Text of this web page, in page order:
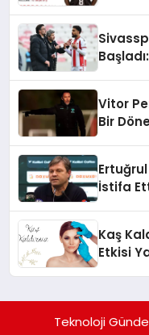
Vitor
Bir
İstifa
Kaş
Etkisi
Teknoloji